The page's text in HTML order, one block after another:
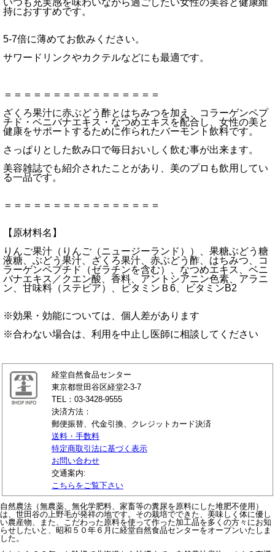
持におすすめです。
5-7倍に薄めてお飲みください。
サワードリンクやカクテルなどにも最適です。
＝＝＝＝＝＝＝＝＝＝＝＝＝＝＝＝
ざくろ果汁に赤ぶどう酢とはちみつを加え、コラーゲンペプ
チド・ベニバナエキス・なつめエキスを配合し、女性の美と
健康をサポートするために作られたバーモント飲料です。
さっぱりとした飲み口で毎日おいしく飲む事が出来ます。
美容雑誌でも紹介されたことがあり、美のプロも飲用してい
る一品です。
＝＝＝＝＝＝＝＝＝＝＝＝＝＝＝＝
【原材料名】
りんご果汁（りんご（ニュージーランド））、果糖ぶどう糖
液糖、ぶどう果汁、ざくろ果汁、赤ぶどう酢、はちみつ、コ
ラーゲンペプチド（ゼラチンを含む）、なつめエキス、ベニ
バナエキス／クエン酸、香料、アントシアニン色素、アラニ
ン、甘味料（ステビア）、ビタミンＢ6、ビタミンB2
※効果・効能については、個人差があります
※合わない場合は、利用を中止し医師に相談してください
経堂自然食品センター
東京都世田谷区経堂2-3-7
TEL：03-3428-9555
決済方法：
郵便振替、代金引換、クレジットカード決済
送料・手数料
特定商取引法に基づく表示
お問い合わせ
交通案内:
こちらをご覧下さい
自然農法（無農薬、無化学肥料、家畜等の糞尿を原料にした堆肥不使用）
は、世田谷の上野毛が発祥の地です。その栽培でできた、美味しく体に優し
い農産物、また、こだわった原料を使って作った加工品を多くの方々にお知
らせしたいと、昭和５０年６月に経堂自然食品センターをオープンいたしま
した。